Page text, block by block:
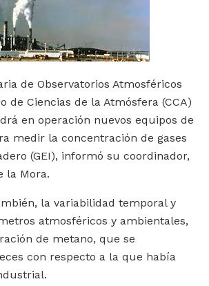
de Observatorios Atmosféricos
de Ciencias de la Atmósfera (CCA)
en operación nuevos equipos de
medir la concentración de gases
(GEI), informó su coordinador,
la Mora.
la variabilidad temporal y
atmosféricos y ambientales,
de metano, que se
con respecto a la que había